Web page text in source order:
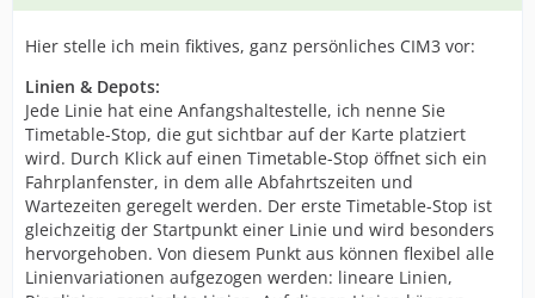
Hier stelle ich mein fiktives, ganz persönliches CIM3 vor:
Linien & Depots:
Jede Linie hat eine Anfangshaltestelle, ich nenne Sie
Timetable-Stop, die gut sichtbar auf der Karte platziert
wird. Durch Klick auf einen Timetable-Stop öffnet sich ein
Fahrplanfenster, in dem alle Abfahrtszeiten und
Wartezeiten geregelt werden. Der erste Timetable-Stop ist
gleichzeitig der Startpunkt einer Linie und wird besonders
hervorgehoben. Von diesem Punkt aus können flexibel alle
Linienvariationen aufgezogen werden: lineare Linien,